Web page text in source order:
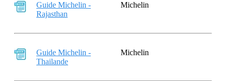
Guide Michelin -
Rajasthan
Michelin
Guide Michelin -
Thailande
Michelin